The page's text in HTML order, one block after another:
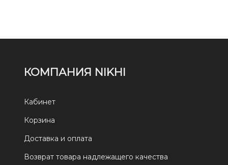
КОМПАНИЯ NIKHI
Кабинет
Корзина
Доставка и оплата
Возврат товара надлежащего качества